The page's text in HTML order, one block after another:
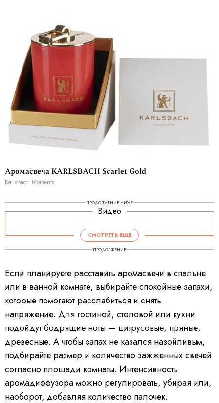
Аромасвеча KARLSBACH Scarlet Gold
Karlsbach Moments
ПРОДОЛЖЕНИЕ НИЖЕ
Видео
СМОТРЕТЬ ЕЩЕ
ПРОДОЛЖЕНИЕ
Если планируете расставить аромасвечи в спальне
или в ванной комнате, выбирайте спокойные запахи,
которые помогают расслабиться и снять
напряжение. Для гостиной, столовой или кухни
подойдут бодрящие ноты — цитрусовые, пряные,
древесные. А чтобы запах не казался назойливым,
подбирайте размер и количество зажженных свечей
согласно площади комнаты. Интенсивность
аромадиффузора можно регулировать, убирая или,
наоборот, добавляя количество палочек.